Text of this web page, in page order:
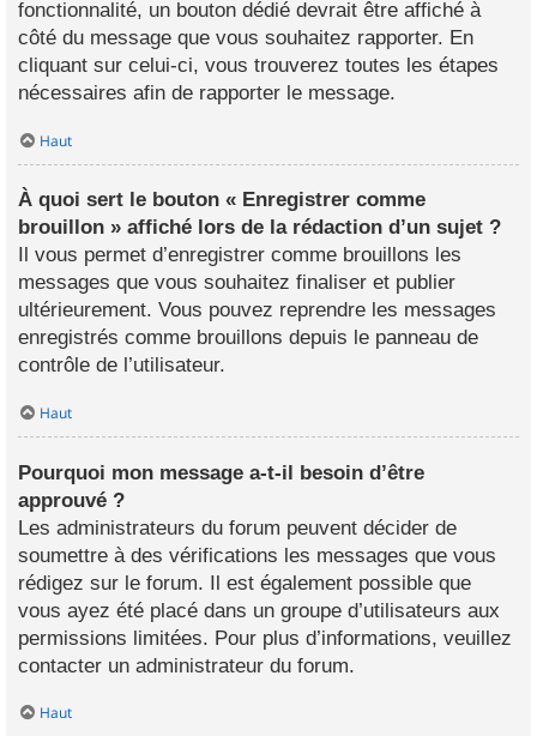
fonctionnalité, un bouton dédié devrait être affiché à
côté du message que vous souhaitez rapporter. En
cliquant sur celui-ci, vous trouverez toutes les étapes
nécessaires afin de rapporter le message.
Haut
À quoi sert le bouton « Enregistrer comme
brouillon » affiché lors de la rédaction d’un sujet ?
Il vous permet d’enregistrer comme brouillons les
messages que vous souhaitez finaliser et publier
ultérieurement. Vous pouvez reprendre les messages
enregistrés comme brouillons depuis le panneau de
contrôle de l’utilisateur.
Haut
Pourquoi mon message a-t-il besoin d’être
approuvé ?
Les administrateurs du forum peuvent décider de
soumettre à des vérifications les messages que vous
rédigez sur le forum. Il est également possible que
vous ayez été placé dans un groupe d’utilisateurs aux
permissions limitées. Pour plus d’informations, veuillez
contacter un administrateur du forum.
Haut